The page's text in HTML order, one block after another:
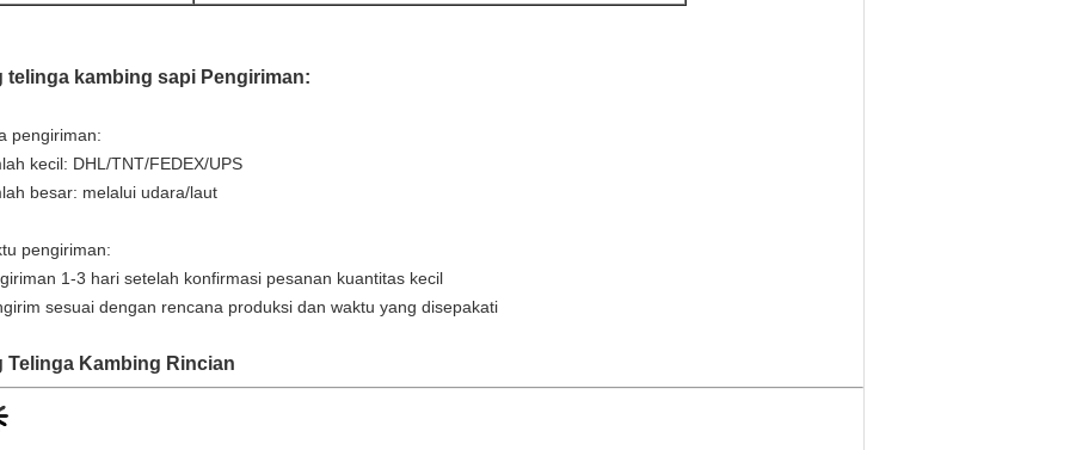
telinga kambing sapi Pengiriman:
pengiriman:
kecil: DHL/TNT/FEDEX/UPS
besar: melalui udara/laut
pengiriman:
1-3 hari setelah konfirmasi pesanan kuantitas kecil
sesuai dengan rencana produksi dan waktu yang disepakati
Telinga Kambing Rincian